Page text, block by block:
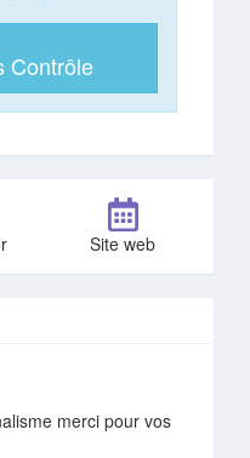
Contrôle
Site web
merci pour vos